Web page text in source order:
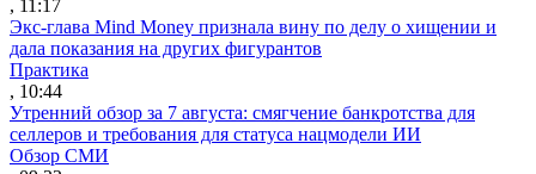
, 11:17
Экс-глава Mind Money признала вину по делу о хищении и
дала показания на других фигурантов
Практика
, 10:44
Утренний обзор за 7 августа: смягчение банкротства для
селлеров и требования для статуса нацмодели ИИ
Обзор СМИ